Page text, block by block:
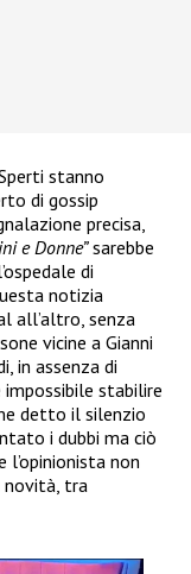
stanno
di gossip
precisa,
e Donne”sarebbe
di
notizia
all’altro, senza
vicine a Gianni
in assenza di
stabilire
detto il silenzio
i dubbi ma ciò
non
novità, tra